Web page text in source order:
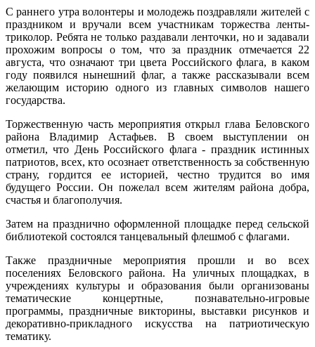
С раннего утра волонтеры и молодежь поздравляли жителей с
праздником и вручали всем участникам торжества ленты-
триколор. Ребята не только раздавали ленточки, но и задавали
прохожим вопросы о том, что за праздник отмечается 22
августа, что означают три цвета Российского флага, в каком
году появился нынешний флаг, а также рассказывали всем
желающим историю одного из главных символов нашего
государства.
Торжественную часть мероприятия открыл глава Беловского
района Владимир Астафьев. В своем выступлении он
отметил, что День Российского флага - праздник истинных
патриотов, всех, кто осознает ответственность за собственную
страну, гордится ее историей, честно трудится во имя
будущего России. Он пожелал всем жителям района добра,
счастья и благополучия.
Затем на празднично оформленной площадке перед сельской
библиотекой состоялся танцевальный флешмоб с флагами.
Также праздничные мероприятия прошли и во всех
поселениях Беловского района. На уличных площадках, в
учреждениях культуры и образования были организованы
тематические концертные, познавательно-игровые
программы, праздничные викторины, выставки рисунков и
декоративно-прикладного искусства на патриотическую
тематику.